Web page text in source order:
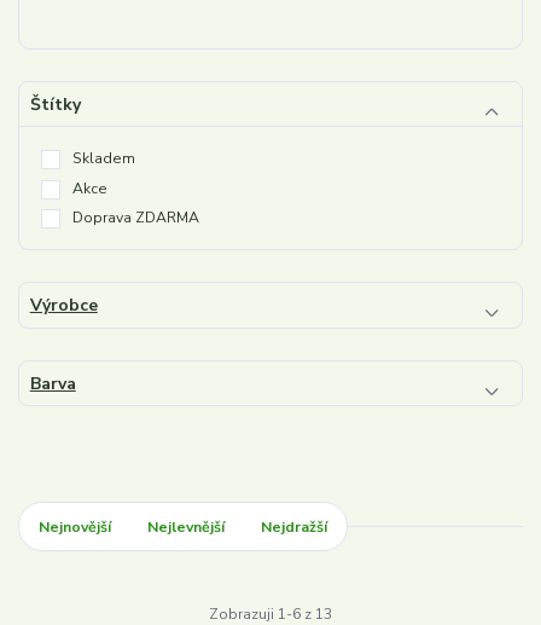
Štítky
Skladem
Akce
Doprava ZDARMA
Výrobce
Barva
Nejnovější Nejlevnější Nejdražší
Zobrazuji 1-6 z 13